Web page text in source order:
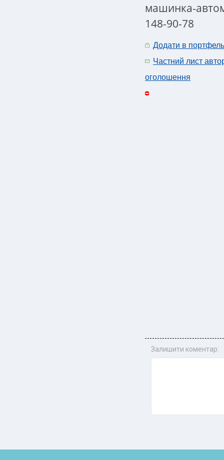
машинка-
148-90-78
Додати в портфель
Частний лист
оголошення
Залишити коментар: